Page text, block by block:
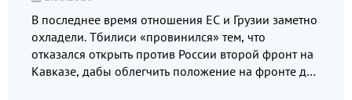
В последнее время отношения ЕС и Грузии заметно
охладели. Тбилиси «провинился» тем, что
отказался открыть против России второй фронт на
Кавказе, дабы облегчить положение на фронте для